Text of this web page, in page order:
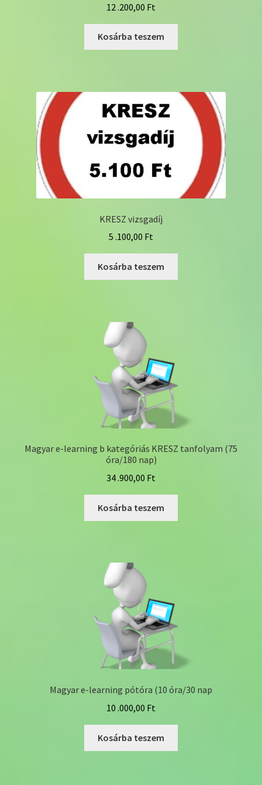
12 .200,00 Ft
Kosárba teszem
KRESZ vizsgadíj
5 .100,00 Ft
Kosárba teszem
Magyar e-learning b kategóriás KRESZ tanfolyam (75
óra/180 nap)
34 .900,00 Ft
Kosárba teszem
Magyar e-learning pótóra (10 óra/30 nap
10 .000,00 Ft
Kosárba teszem